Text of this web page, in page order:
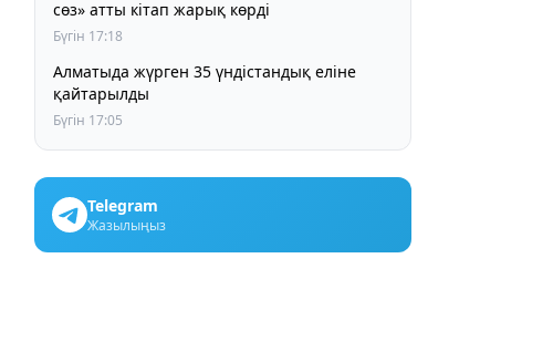
сөз» атты кітап жарық көрді
Бүгін 17:18
Алматыда жүрген 35 үндістандық еліне
қайтарылды
Бүгін 17:05
Telegram
Жазылыңыз